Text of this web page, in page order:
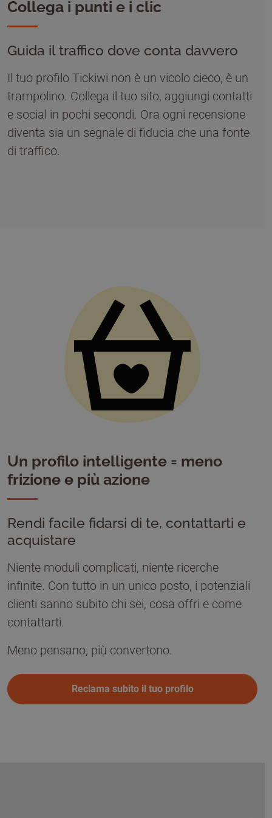
Collega i punti e i clic
Guida il traffico dove conta davvero
Il tuo profilo Tickiwi non è un vicolo cieco, è un
trampolino. Collega il tuo sito, aggiungi contatti
e social in pochi secondi. Ora ogni recensione
diventa sia un segnale di fiducia che una fonte
di traffico.
Un profilo intelligente = meno
frizione e più azione
Rendi facile fidarsi di te, contattarti e
acquistare
Niente moduli complicati, niente ricerche
infinite. Con tutto in un unico posto, i potenziali
clienti sanno subito chi sei, cosa offri e come
contattarti.
Meno pensano, più convertono.
Reclama subito il tuo profilo